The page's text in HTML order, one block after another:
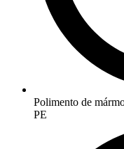
Polimento de
PE